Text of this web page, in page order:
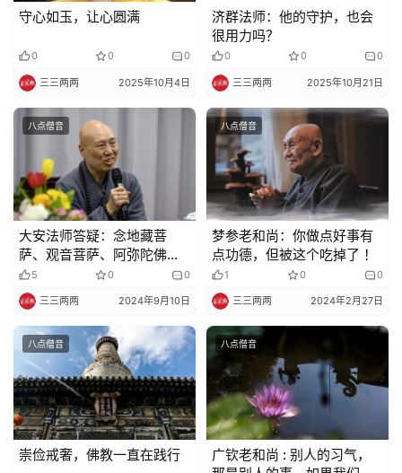
守心如玉，让心圆满
0 0 0
三三两两 2025年10月4日
济群法师：他的守护，也会
很用力吗？
0 0 0
三三两两 2025年10月21日
八点僧音
大安法师答疑：念地藏菩
萨、观音菩萨、阿弥陀佛名
号有什么区别？
5 0 0
三三两两 2024年9月10日
八点僧音
梦参老和尚：你做点好事有
点功德，但被这个吃掉了 ！
1 0 0
三三两两 2024年2月27日
八点僧音
崇俭戒奢，佛教一直在践行
八点僧音
广钦老和尚 : 别人的习气，